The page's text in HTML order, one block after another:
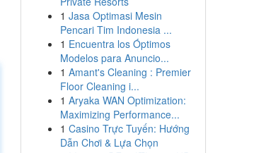
1 Jasa Optimasi Mesin
Pencari Tim Indonesia ...
1 Encuentra los Óptimos
Modelos para Anuncio...
1 Amant's Cleaning : Premier
Floor Cleaning i...
1 Aryaka WAN Optimization:
Maximizing Performance...
1 Casino Trực Tuyến: Hướng
Dẫn Chơi & Lựa Chọn